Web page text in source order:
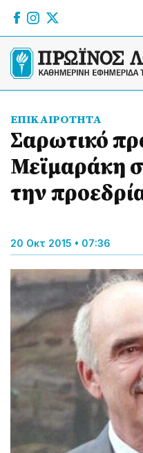
ΕΠΙΚΑΙΡΟΤΗΤΑ
Σαρωτικό
Μεϊμαράκη
την
20 Οκτ 2015 • 07:36